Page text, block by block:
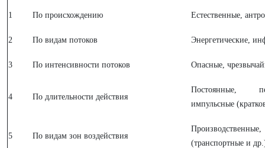
1 По происхождению Естественные,
2 По видам потоков Энергетические,
3 По интенсивности потоков Опасные,
4 По длительности действия
Постоянные,
импульсные
5 По видам зон воздействия
(транспортные и